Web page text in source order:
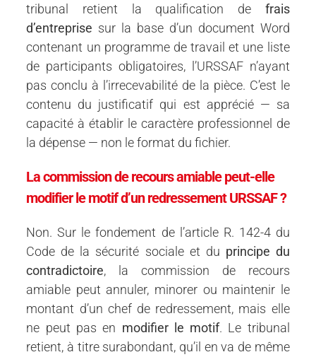
tribunal retient la qualification de frais
d’entreprise sur la base d’un document Word
contenant un programme de travail et une liste
de participants obligatoires, l’URSSAF n’ayant
pas conclu à l’irrecevabilité de la pièce. C’est le
contenu du justificatif qui est apprécié — sa
capacité à établir le caractère professionnel de
la dépense — non le format du fichier.
La commission de recours amiable peut-elle
modifier le motif d’un redressement URSSAF ?
Non. Sur le fondement de l’article R. 142-4 du
Code de la sécurité sociale et du principe du
contradictoire, la commission de recours
amiable peut annuler, minorer ou maintenir le
montant d’un chef de redressement, mais elle
ne peut pas en modifier le motif. Le tribunal
retient, à titre surabondant, qu’il en va de même